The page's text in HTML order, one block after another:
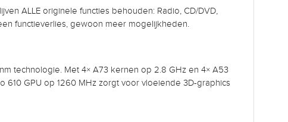
ALLE originele functies behouden: Radio, CD/DVD,
functieverlies, gewoon meer mogelijkheden.
technologie. Met 4× A73 kernen op 2.8 GHz en 4× A53
GPU op 1260 MHz zorgt voor vloeiende 3D-graphics